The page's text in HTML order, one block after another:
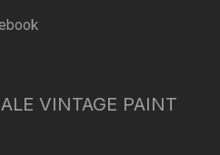
VINTAGE PAINT